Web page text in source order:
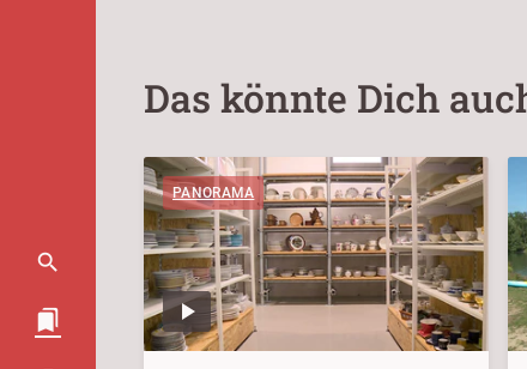
Das könnte Dich
PANORAMA